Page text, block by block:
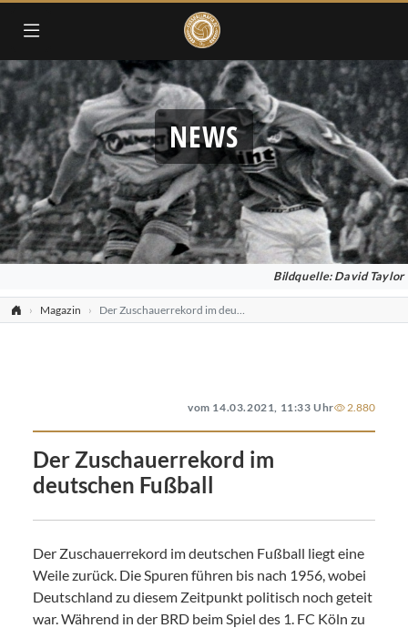
NEWS
Bildquelle: David Taylor
Magazin Der Zuschauerrekord im deutschen Fußball
vom 14.03.2021, 11:33 Uhr 2.880
Der Zuschauerrekord im
deutschen Fußball
Der Zuschauerrekord im deutschen Fußball liegt eine
Weile zurück. Die Spuren führen bis nach 1956, wobei
Deutschland zu diesem Zeitpunkt politisch noch geteit
war. Während in der BRD beim Spiel des 1. FC Köln zu